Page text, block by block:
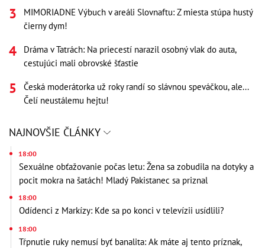
MIMORIADNE Výbuch v areáli Slovnaftu: Z miesta stúpa hustý
čierny dym!
Dráma v Tatrách: Na priecestí narazil osobný vlak do auta,
cestujúci mali obrovské šťastie
Česká moderátorka už roky randí so slávnou speváčkou, ale...
Čelí neustálemu hejtu!
NAJNOVŠIE ČLÁNKY
18:00
Sexuálne obťažovanie počas letu: Žena sa zobudila na dotyky a
pocit mokra na šatách! Mladý Pakistanec sa priznal
18:00
Odídenci z Markízy: Kde sa po konci v televízii usídlili?
18:00
Tŕpnutie ruky nemusí byť banalita: Ak máte aj tento príznak,